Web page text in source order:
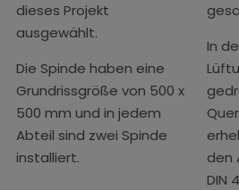
dieses Projekt
ausgewählt.
Die Spinde haben eine
Grundrissgröße von 500 x
500 mm und in jedem
Abteil sind zwei Spinde
installiert.
In
den
DIN